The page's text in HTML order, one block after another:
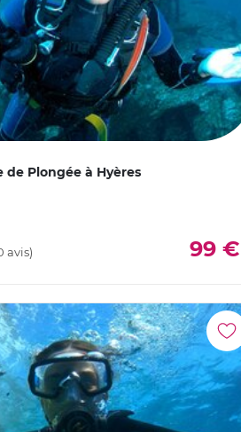
de Plongée à Hyères
99 €